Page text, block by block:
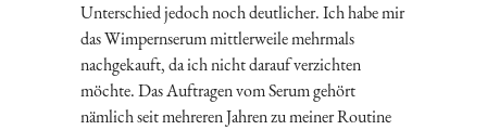
Unterschied jedoch noch deutlicher. Ich habe mir
das Wimpernserum mittlerweile mehrmals
nachgekauft, da ich nicht darauf verzichten
möchte. Das Auftragen vom Serum gehört
nämlich seit mehreren Jahren zu meiner Routine